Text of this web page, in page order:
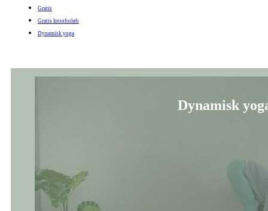
Gratis
Gratis Introforløb
Dynamisk yoga
Dynamisk